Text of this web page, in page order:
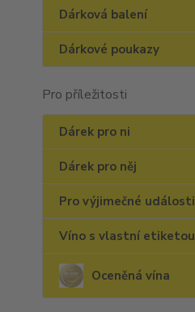
Dárková balení
Dárkové poukazy
Pro příležitosti
Dárek pro ni
Dárek pro něj
Pro výjimečné události
Víno s vlastní etiketou
Oceněná vína